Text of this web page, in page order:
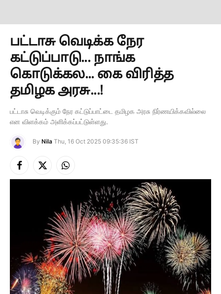
பட்டாசு வெடிக்க நேர
கட்டுப்பாடு... நாங்க
கொடுக்கல... கை விரித்த
தமிழக அரசு...!
பட்டாசு வெடிக்கும் நேர கட்டுப்பாட்டை தமிழக அரசு நிர்ணயிக்கவில்லை
என விளக்கம் அளிக்கப்பட்டுள்ளது.
By Nila Thu, 16 Oct 2025 09:35:36 IST
Facebook
X
(Twitter)
Instagram